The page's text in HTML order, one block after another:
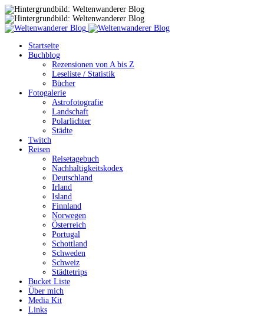
Startseite
Buchblog
Rezensionen von A bis Z
Leseliste / Statistik
Bücher
Fotogalerie
Astrofotografie
Landschaft
Polarlichter
Städte
Twitch
Reisen
Reisetagebuch
Nachhaltigkeitskodex
Deutschland
Irland
Island
Finnland
Norwegen
Österreich
Portugal
Schottland
Schweden
Schweiz
Städtetrips
Bucket Liste
Über mich
Media Kit
Links